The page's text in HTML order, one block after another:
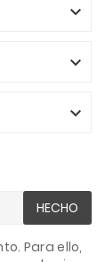



HECHO
Para ello,